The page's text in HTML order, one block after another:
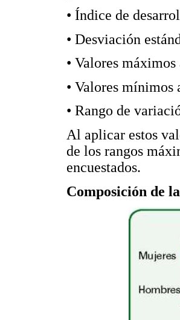
• Índice de
• Desviación
• Valores
• Valores mínimos
• Rango de
Al aplicar estos
de los rangos
encuestados.
Composición de